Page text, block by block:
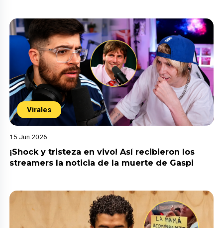
Virales
15 Jun 2026
¡Shock y tristeza en vivo! Así recibieron los
streamers la noticia de la muerte de Gaspi